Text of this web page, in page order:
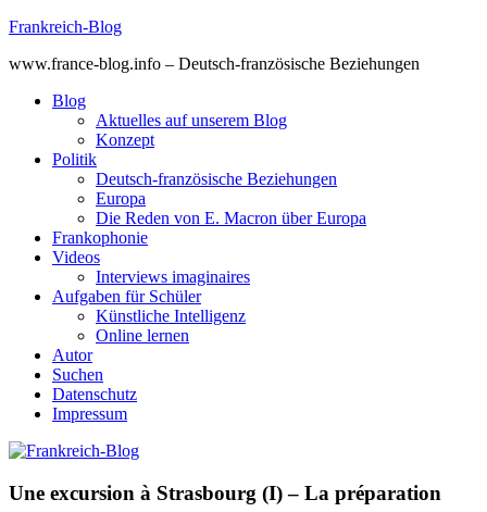
Skip
content
Frankreich-Blog
www.france-blog.info – Deutsch-französische Beziehungen
Blog
Aktuelles auf unserem Blog
Konzept
Politik
Deutsch-französische Beziehungen
Europa
Die Reden von E. Macron über Europa
Frankophonie
Videos
Interviews imaginaires
Aufgaben für Schüler
Künstliche Intelligenz
Online lernen
Autor
Suchen
Datenschutz
Impressum
Une excursion à Strasbourg (I) – La préparation